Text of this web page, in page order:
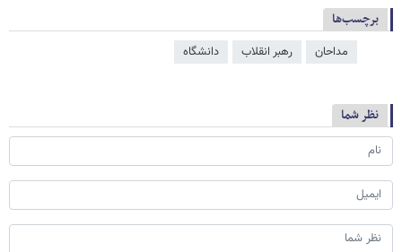
برچسب‌ها
مداحان رهبر انقلاب دانشگاه
نظر شما